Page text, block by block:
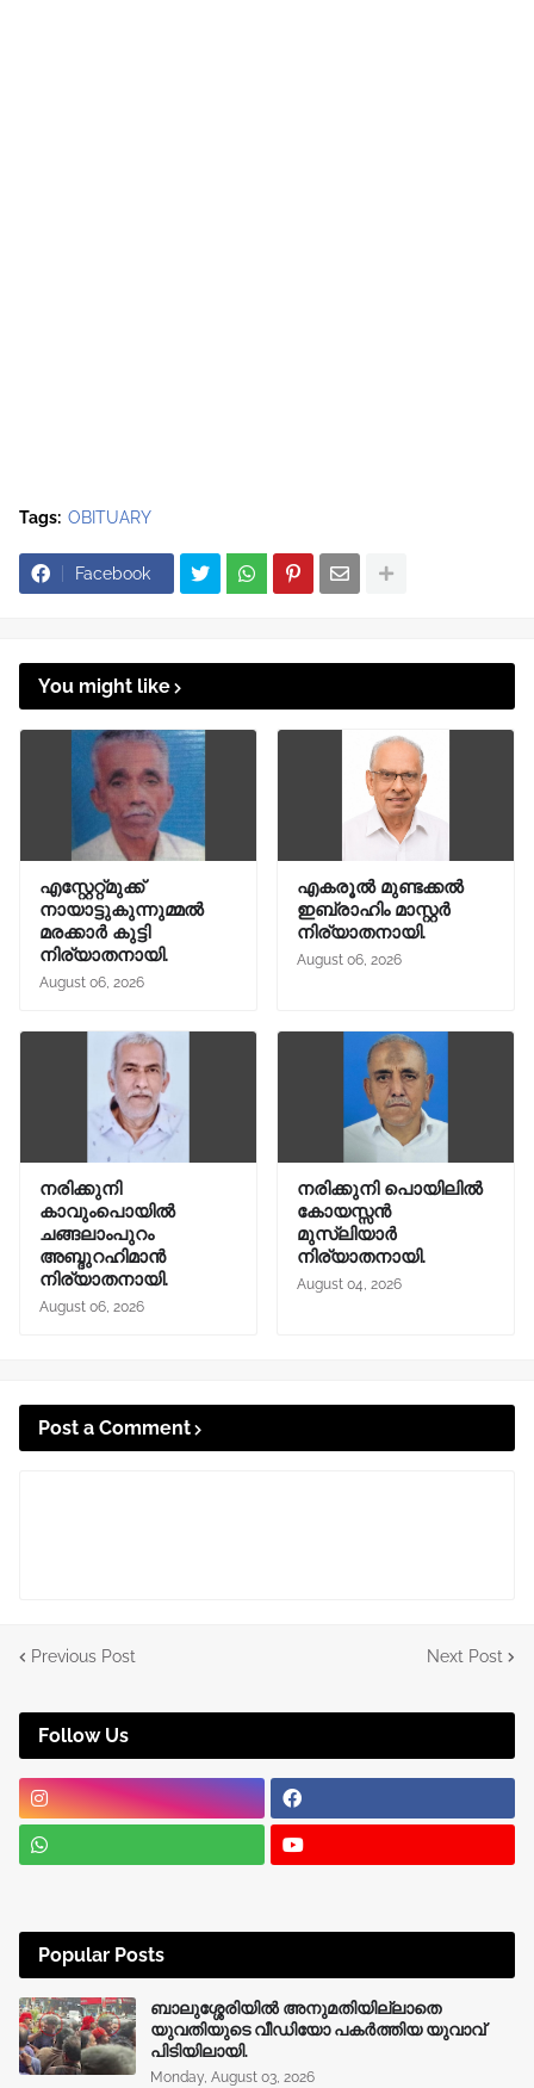
Tags: OBITUARY
Facebook
You might like
എസ്റ്റേറ്റ്മുക്ക്
നായാട്ടുകുന്നുമ്മൽ
മരക്കാർ കുട്ടി
നിര്യാതനായി.
August 06, 2026
എകരൂൽ മുണ്ടക്കൽ
ഇബ്രാഹിം മാസ്റ്റർ
നിര്യാതനായി.
August 06, 2026
നരിക്കുനി
കാവുംപൊയിൽ
ചങ്ങലാംപുറം
അബ്ദുറഹിമാൻ
നിര്യാതനായി.
August 06, 2026
നരിക്കുനി പൊയിലിൽ
കോയസ്സൻ
മുസ്ലിയാർ
നിര്യാതനായി.
August 04, 2026
Post a Comment
Previous Post Next Post
Follow Us
Popular Posts
ബാലുശ്ശേരിയിൽ അനുമതിയില്ലാതെ
യുവതിയുടെ വീഡിയോ പകർത്തിയ യുവാവ്
പിടിയിലായി.
Monday, August 03, 2026